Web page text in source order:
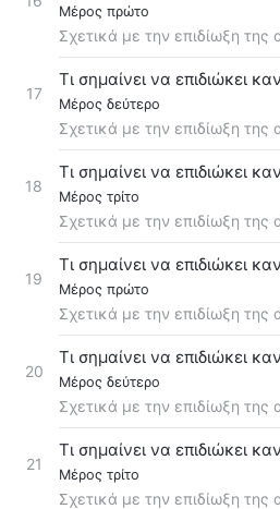
Μέρος πρώτο
Σχετικά με την επιδίωξη της
17
Τι σημαίνει να επιδιώκει
Μέρος δεύτερο
Σχετικά με την επιδίωξη της
18
Τι σημαίνει να επιδιώκει
Μέρος τρίτο
Σχετικά με την επιδίωξη της
19
Τι σημαίνει να επιδιώκει
Μέρος πρώτο
Σχετικά με την επιδίωξη της
20
Τι σημαίνει να επιδιώκει
Μέρος δεύτερο
Σχετικά με την επιδίωξη της
21
Τι σημαίνει να επιδιώκει
Μέρος τρίτο
Σχετικά με την επιδίωξη της